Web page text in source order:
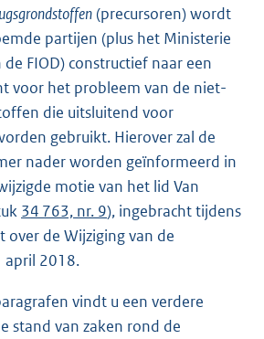
(precursoren) wordt
partijen (plus het Ministerie
FIOD) constructief naar een
voor het probleem van de niet-
die uitsluitend voor
gebruikt. Hierover zal de
nader worden geïnformeerd in
motie van het lid Van
34 763, nr. 9), ingebracht tijdens
over de Wijziging van de
april 2018.
vindt u een verdere
stand van zaken rond de